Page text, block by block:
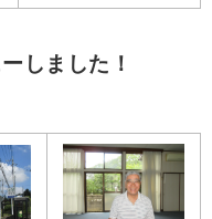
しました！